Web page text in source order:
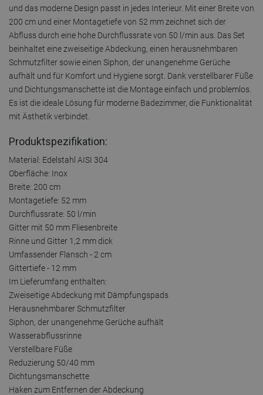
und das moderne Design passt in jedes Interieur. Mit einer Breite von
200 cm und einer Montagetiefe von 52 mm zeichnet sich der
Abfluss durch eine hohe Durchflussrate von 50 l/min aus. Das Set
beinhaltet eine zweiseitige Abdeckung, einen herausnehmbaren
Schmutzfilter sowie einen Siphon, der unangenehme Gerüche
aufhält und für Komfort und Hygiene sorgt. Dank verstellbarer Füße
und Dichtungsmanschette ist die Montage einfach und problemlos.
Es ist die ideale Lösung für moderne Badezimmer, die Funktionalität
mit Ästhetik verbindet.
Produktspezifikation:
Material: Edelstahl AISI 304
Oberfläche: Inox
Breite: 200 cm
Montagetiefe: 52 mm
Durchflussrate: 50 l/min
Gitter mit 50 mm Fliesenbreite
Rinne und Gitter 1,2 mm dick
Umfassender Flansch - 2 cm
Gittertiefe - 12 mm
Im Lieferumfang enthalten:
Zweiseitige Abdeckung mit Dämpfungspads
Herausnehmbarer Schmutzfilter
Siphon, der unangenehme Gerüche aufhält
Wasserabflussrinne
Verstellbare Füße
Reduzierung 50/40 mm
Dichtungsmanschette
Haken zum Entfernen der Abdeckung